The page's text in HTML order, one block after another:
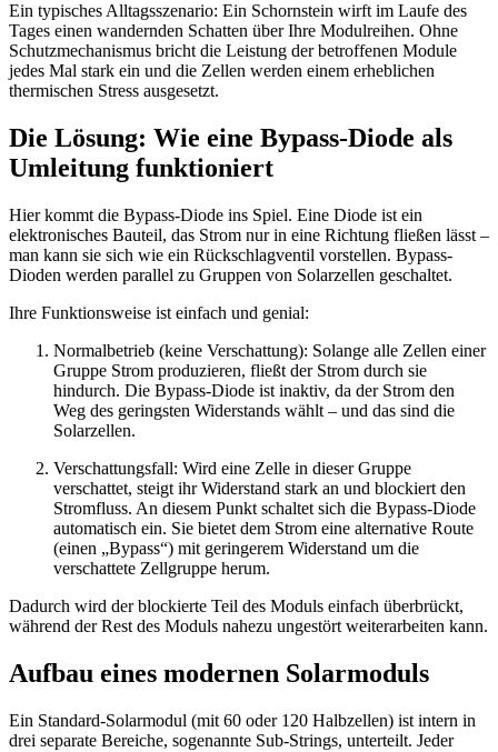
Ein typisches Alltagsszenario: Ein Schornstein wirft im Laufe des
Tages einen wandernden Schatten über Ihre Modulreihen. Ohne
Schutzmechanismus bricht die Leistung der betroffenen Module
jedes Mal stark ein und die Zellen werden einem erheblichen
thermischen Stress ausgesetzt.
Die Lösung: Wie eine Bypass-Diode als
Umleitung funktioniert
Hier kommt die Bypass-Diode ins Spiel. Eine Diode ist ein
elektronisches Bauteil, das Strom nur in eine Richtung fließen lässt –
man kann sie sich wie ein Rückschlagventil vorstellen. Bypass-
Dioden werden parallel zu Gruppen von Solarzellen geschaltet.
Ihre Funktionsweise ist einfach und genial:
Normalbetrieb (keine Verschattung): Solange alle Zellen einer
Gruppe Strom produzieren, fließt der Strom durch sie
hindurch. Die Bypass-Diode ist inaktiv, da der Strom den
Weg des geringsten Widerstands wählt – und das sind die
Solarzellen.
Verschattungsfall: Wird eine Zelle in dieser Gruppe
verschattet, steigt ihr Widerstand stark an und blockiert den
Stromfluss. An diesem Punkt schaltet sich die Bypass-Diode
automatisch ein. Sie bietet dem Strom eine alternative Route
(einen „Bypass“) mit geringerem Widerstand um die
verschattete Zellgruppe herum.
Dadurch wird der blockierte Teil des Moduls einfach überbrückt,
während der Rest des Moduls nahezu ungestört weiterarbeiten kann.
Aufbau eines modernen Solarmoduls
Ein Standard-Solarmodul (mit 60 oder 120 Halbzellen) ist intern in
drei separate Bereiche, sogenannte Sub-Strings, unterteilt. Jeder